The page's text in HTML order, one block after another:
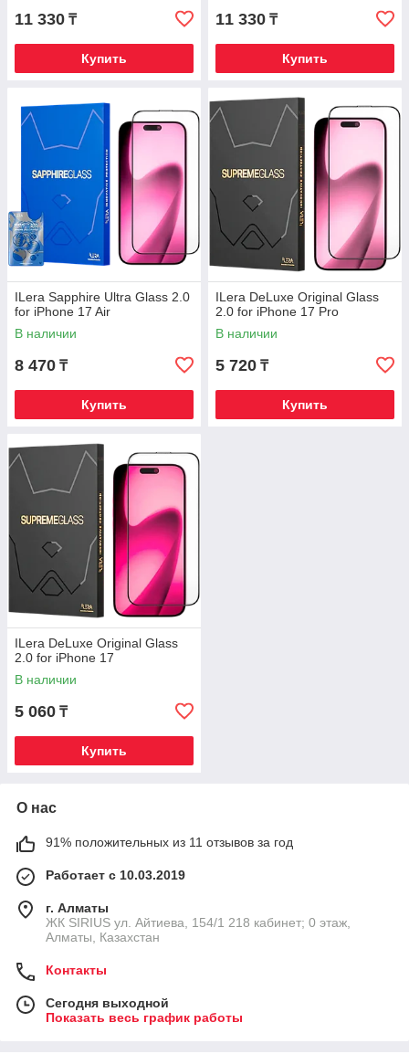
11 330 ₸
Купить
11 330 ₸
Купить
ILera Sapphire Ultra Glass 2.0
for iPhone 17 Air
В наличии
8 470 ₸
Купить
ILera DeLuxe Original Glass
2.0 for iPhone 17 Pro
В наличии
5 720 ₸
Купить
ILera DeLuxe Original Glass
2.0 for iPhone 17
В наличии
5 060 ₸
Купить
О нас
91% положительных из 11 отзывов за год
Работает с 10.03.2019
г. Алматы
​ЖК SIRIUS​ ул. Айтиева, 154/1​ 218 кабинет; 0 этаж,
Алматы, Казахстан
Контакты
Сегодня выходной
Показать весь график работы